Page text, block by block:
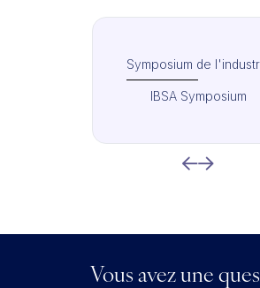
Symposium de
IBSA Symposium
Vous avez une